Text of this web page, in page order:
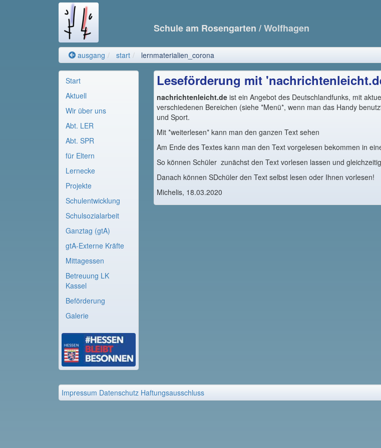
Schule am Rosengarten / Wolfhagen
ausgang start lernmaterialien_corona
Start
Aktuell
Wir über uns
Abt. LER
Abt. SPR
für Eltern
Lernecke
Projekte
Schulentwicklung
Schulsozialarbeit
Ganztag (gtA)
gtA-Externe Kräfte
Mittagessen
Betreuung LK
Kassel
Beförderung
Galerie
Leseförderung mit
nachrichtenleicht.de ist ein Angebot des Deutschlandfunks, mit
verschiedenen Bereichen (siehe *Menü*, wenn man das Handy
und Sport.
Mit *weiterlesen* kann man den ganzen Text sehen
Am Ende des Textes kann man den Text vorgelesen bekommen in
So können Schüler zunächst den Text vorlesen lassen und
Danach können SDchüler den Text selbst lesen oder Ihnen vorlesen!
Michelis, 18.03.2020
Impressum Datenschutz Haftungsausschluss